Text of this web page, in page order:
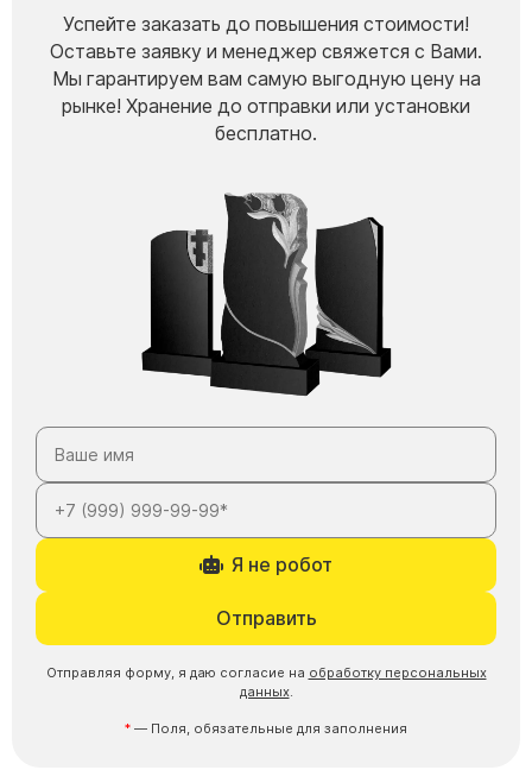
Успейте заказать до повышения стоимости!
Оставьте заявку и менеджер свяжется с Вами.
Мы гарантируем вам самую выгодную цену на
рынке! Хранение до отправки или установки
бесплатно.
Я не робот
Отправить
Отправляя форму, я даю согласие на обработку персональных
данных.
— Поля, обязательные для заполнения